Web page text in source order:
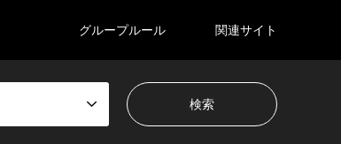
グループルール 関連サイト